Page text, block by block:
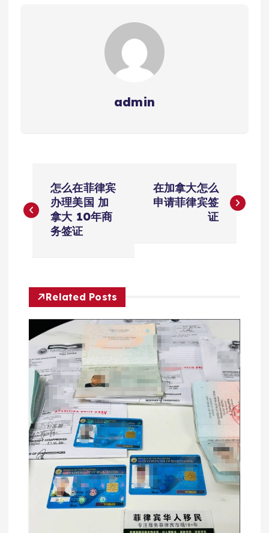
admin
章
怎么在菲律宾
办理美国 加
拿大 10年商
务签证
在加拿大怎么
申请菲律宾签
证
Related Posts